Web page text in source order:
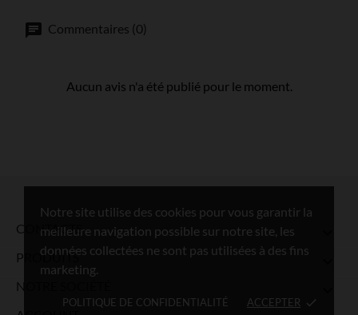
Notre site utilise des cookies pour vous garantir la
meilleure navigation possible sur notre site, les
données collectées ne sont pas utilisées à des fins
marketing.
POLITIQUE DE CONFIDENTIALITÉ ACCEPTER done
Commentaires (0)
Aucun avis n'a été publié pour le moment.
CONTACTS
PRODUITS
NOTRE SOCIÉTÉ